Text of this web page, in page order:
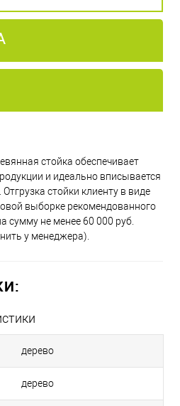
стойка обеспечивает
и идеально вписывается
стойки клиенту в виде
выборке рекомендованного
сумму не менее 60 000 руб.
у менеджера).
дерево
дерево